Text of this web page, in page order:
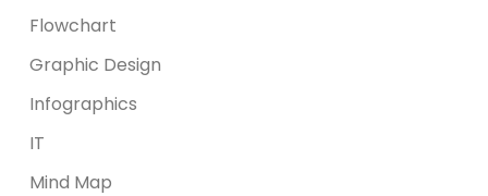
Flowchart
Graphic Design
Infographics
IT
Mind Map